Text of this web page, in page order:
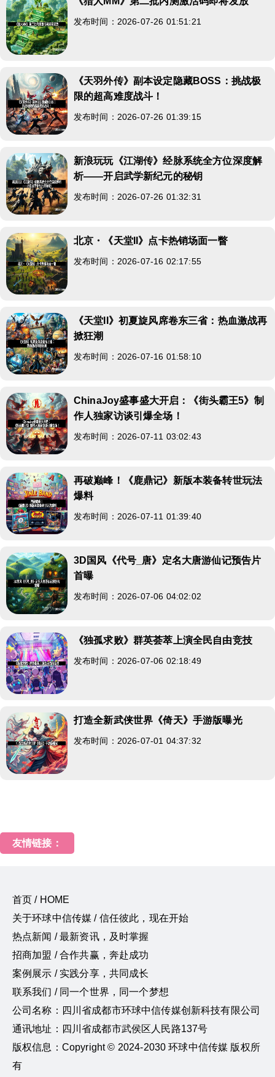
发布时间：2026-07-26 01:51:21
《天羽外传》副本设定隐藏BOSS：挑战极
限的超高难度战斗！
发布时间：2026-07-26 01:39:15
新浪玩玩《江湖传》经脉系统全方位深度解
析——开启武学新纪元的秘钥
发布时间：2026-07-26 01:32:31
北京・《天堂II》点卡热销场面一瞥
发布时间：2026-07-16 02:17:55
《天堂II》初夏旋风席卷东三省：热血激战再
掀狂潮
发布时间：2026-07-16 01:58:10
ChinaJoy盛事盛大开启：《街头霸王5》制
作人独家访谈引爆全场！
发布时间：2026-07-11 03:02:43
再破巅峰！《鹿鼎记》新版本装备转世玩法
爆料
发布时间：2026-07-11 01:39:40
3D国风《代号_唐》定名大唐游仙记预告片
首曝
发布时间：2026-07-06 04:02:02
《独孤求败》群英荟萃上演全民自由竞技
发布时间：2026-07-06 02:18:49
打造全新武侠世界《倚天》手游版曝光
发布时间：2026-07-01 04:37:32
友情链接：
首页 / HOME
关于环球中信传媒 / 信任彼此，现在开始
热点新闻 / 最新资讯，及时掌握
招商加盟 / 合作共赢，奔赴成功
案例展示 / 实践分享，共同成长
联系我们 / 同一个世界，同一个梦想
公司名称：四川省成都市环球中信传媒创新科技有限公司
通讯地址：四川省成都市武侯区人民路137号
版权信息：Copyright © 2024-2030 环球中信传媒 版权所
有